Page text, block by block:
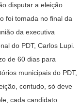
disputar a eleição
foi tomada no final da
da executiva
do PDT, Carlos Lupi.
de 60 dias para
municipais do PDT,
contudo, só deve
cada candidato